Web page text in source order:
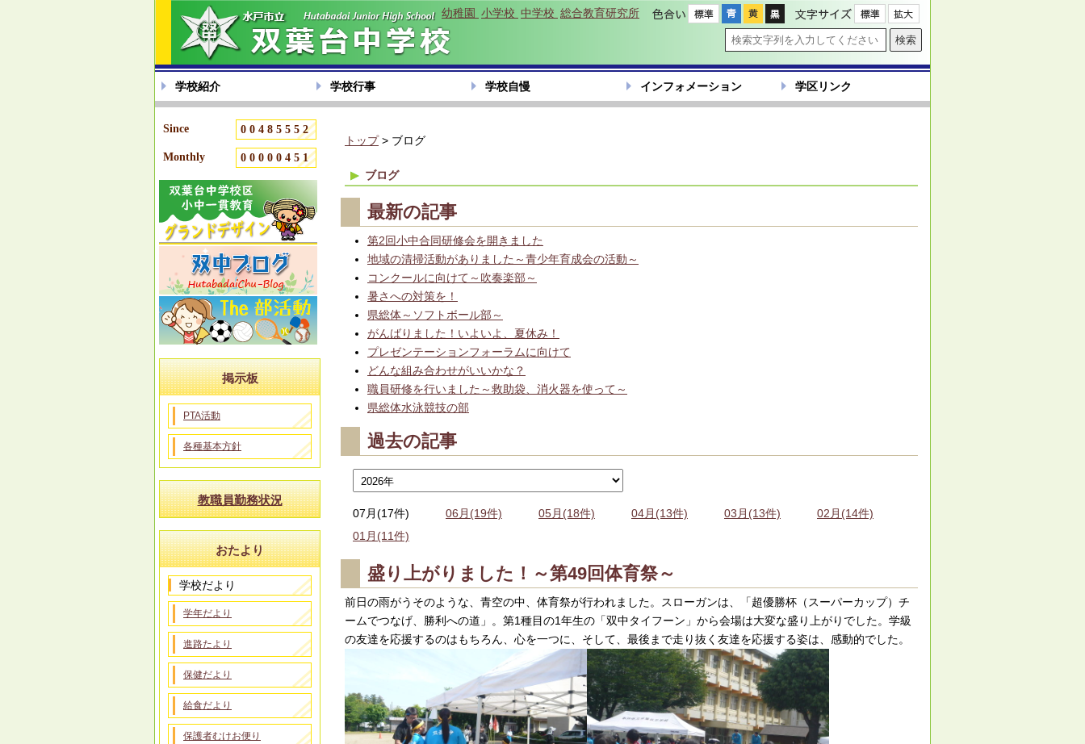
色合い 文字サイズ
幼稚園 小学校 中学校 総合教育研究所
学校紹介 学校行事 学校自慢 インフォメーション 学区リンク
Since 00485552
Monthly 00000451
掲示板
PTA活動
各種基本方針
教職員勤務状況
おたより
学校だより
学年だより
進路たより
保健だより
給食だより
保護者むけお便り
トップ> ブログ
ブログ
最新の記事
第2回小中合同研修会を開きました
地域の清掃活動がありました～青少年育成会の活動～
コンクールに向けて～吹奏楽部～
暑さへの対策を！
県総体～ソフトボール部～
がんばりました！いよいよ、夏休み！
プレゼンテーションフォーラムに向けて
どんな組み合わせがいいかな？
職員研修を行いました～救助袋、消火器を使って～
県総体水泳競技の部
過去の記事
07月(17件) 06月(19件) 05月(18件) 04月(13件) 03月(13件)
02月(14件)
01月(11件)
盛り上がりました！～第49回体育祭～
前日の雨がうそのような、青空の中、体育祭が行われました。スローガンは、「超優勝杯（スーパーカップ）チ
ームでつなげ、勝利への道」。第1種目の1年生の「双中タイフーン」から会場は大変な盛り上がりでした。学級
の友達を応援するのはもちろん、心を一つに、そして、最後まで走り抜く友達を応援する姿は、感動的でした。